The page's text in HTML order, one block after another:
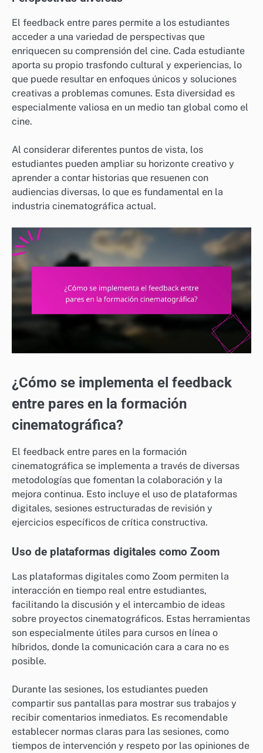
El feedback entre pares permite a los estudiantes
acceder a una variedad de perspectivas que
enriquecen su comprensión del cine. Cada estudiante
aporta su propio trasfondo cultural y experiencias, lo
que puede resultar en enfoques únicos y soluciones
creativas a problemas comunes. Esta diversidad es
especialmente valiosa en un medio tan global como el
cine.
Al considerar diferentes puntos de vista, los
estudiantes pueden ampliar su horizonte creativo y
aprender a contar historias que resuenen con
audiencias diversas, lo que es fundamental en la
industria cinematográfica actual.
¿Cómo se implementa el feedback
entre pares en la formación
cinematográfica?
El feedback entre pares en la formación
cinematográfica se implementa a través de diversas
metodologías que fomentan la colaboración y la
mejora continua. Esto incluye el uso de plataformas
digitales, sesiones estructuradas de revisión y
ejercicios específicos de crítica constructiva.
Uso de plataformas digitales como Zoom
Las plataformas digitales como Zoom permiten la
interacción en tiempo real entre estudiantes,
facilitando la discusión y el intercambio de ideas
sobre proyectos cinematográficos. Estas herramientas
son especialmente útiles para cursos en línea o
híbridos, donde la comunicación cara a cara no es
posible.
Durante las sesiones, los estudiantes pueden
compartir sus pantallas para mostrar sus trabajos y
recibir comentarios inmediatos. Es recomendable
establecer normas claras para las sesiones, como
tiempos de intervención y respeto por las opiniones de